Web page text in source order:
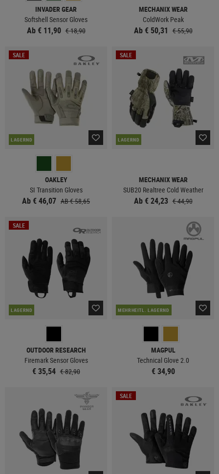
INVADER GEAR
Softshell Sensor Gloves
Ab € 11,90 € 18,90
MECHANIX WEAR
ColdWork Peak
Ab € 50,31 € 55,90
SALE
LAGERND
OAKLEY
SI Transition Gloves
Ab € 46,07 AB € 58,65
SALE
LAGERND
MECHANIX WEAR
SUB20 Realtree Cold Weather
Ab € 24,23 € 44,90
SALE
LAGERND
OUTDOOR RESEARCH
Firemark Sensor Gloves
€ 35,54 € 82,90
MEHRHEITL. LAGERND
MAGPUL
Technical Glove 2.0
€ 34,90
SALE